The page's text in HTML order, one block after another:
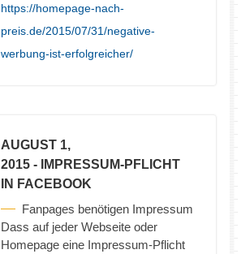
https://homepage-nach-
preis.de/2015/07/31/negative-
werbung-ist-erfolgreicher/
AUGUST 1,
2015 - IMPRESSUM-PFLICHT
IN FACEBOOK
Fanpages benötigen Impressum
Dass auf jeder Webseite oder
Homepage eine Impressum-Pflicht